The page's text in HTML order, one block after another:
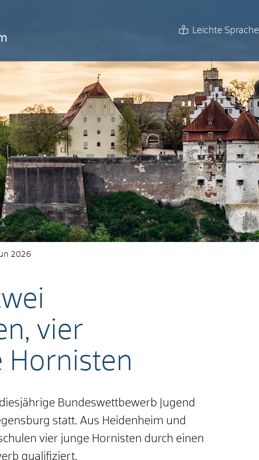
Leichte Sprache
2026
vier
Hornisten
Bundeswettbewerb Jugend
statt. Aus Heidenheim und
vier junge Hornisten durch einen
qualifiziert.